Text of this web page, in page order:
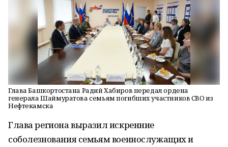
Глава Башкортостана Радий Хабиров передал ордена
генерала Шаймуратова семьям погибших участников СВО из
Нефтекамска
Глава региона выразил искренние
соболезнования семьям военнослужащих и